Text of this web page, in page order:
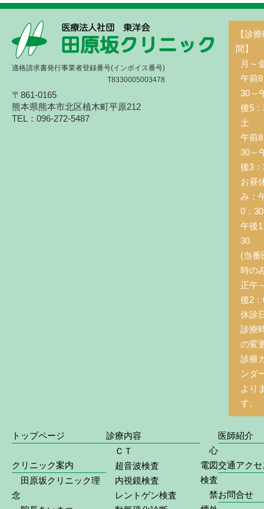
適格請求書発行事業者登録番号(インボイス番号)
T8330005003478
〒861-0165
熊本県熊本市北区植木町平原212
TEL：096-272-5487
【診
間】
月～
午前
30～
後5
土
午前
30～
後3
お昼
み：
0：
午後
30
(当番
時の
正午
後2
休診
診療
の変
診療
ンダ
より
す。
トップページ
クリニック案内
田原坂クリニック理
念
診療内容
ＣＴ
超音波検査
内視鏡検査
レントゲン検査
心
電図
検査
禁
医師紹介
交通アクセ
お問合せ